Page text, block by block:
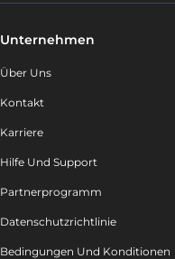
Unternehmen
Über Uns
Kontakt
Karriere
Hilfe Und Support
Partnerprogramm
Datenschutzrichtlinie
Bedingungen Und Konditionen